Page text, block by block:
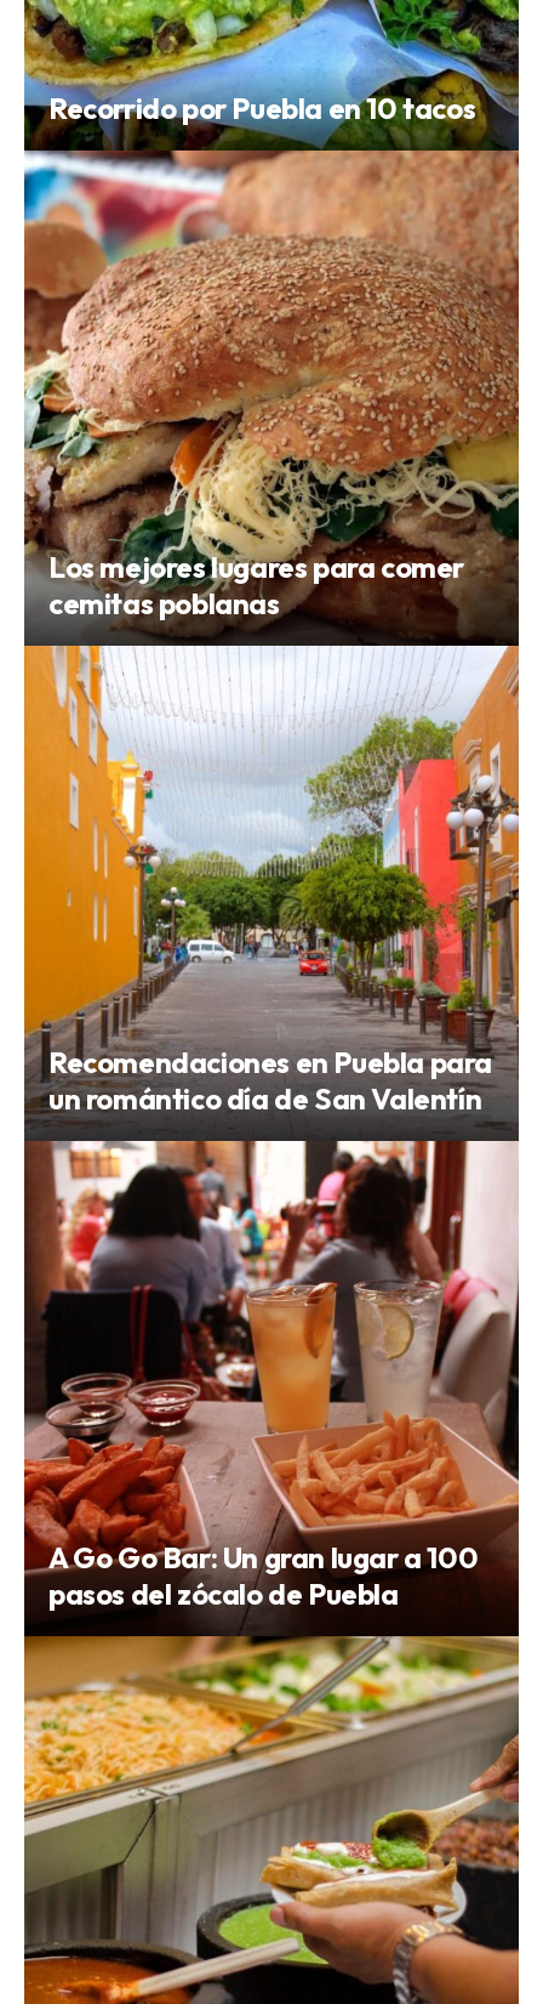
Recorrido por Puebla en 10 tacos
Los mejores lugares para comer
cemitas poblanas
Recomendaciones en Puebla para
un romántico día de San Valentín
A Go Go Bar: Un gran lugar a 100
pasos del zócalo de Puebla